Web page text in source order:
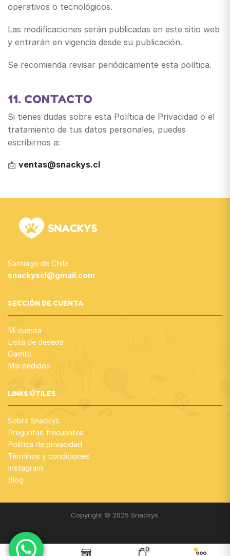
operativos o tecnológicos.
Las modificaciones serán publicadas en este sitio web
y entrarán en vigencia desde su publicación.
Se recomienda revisar periódicamente esta política.
11. CONTACTO
Si tienes dudas sobre esta Política de Privacidad o el
tratamiento de tus datos personales, puedes
escribirnos a:
📩 ventas@snackys.cl
Santiago de Chile
snackyscl@gmail.com
SECCIÓN DE CUENTA
Mi cuenta
Lista de deseos
Carrito
Mis pedidos
LINKS ÚTILES
Sobre Snackys
Preguntas frecuentes
Política de privacidad
Términos y condiciones
Instagram
Blog
Copyright © 2025 Snackys.
¡Gracias por visitar nuestra web!
0